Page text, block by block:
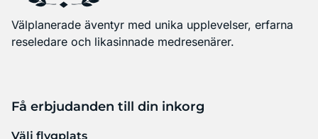
Välplanerade äventyr med unika upplevelser, erfarna
reseledare och likasinnade medresenärer.
Få erbjudanden till din inkorg
Välj flygplats